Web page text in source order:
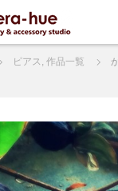
ピアス , 作品一覧